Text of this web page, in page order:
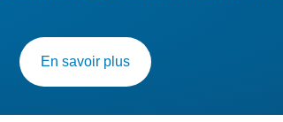
En savoir plus